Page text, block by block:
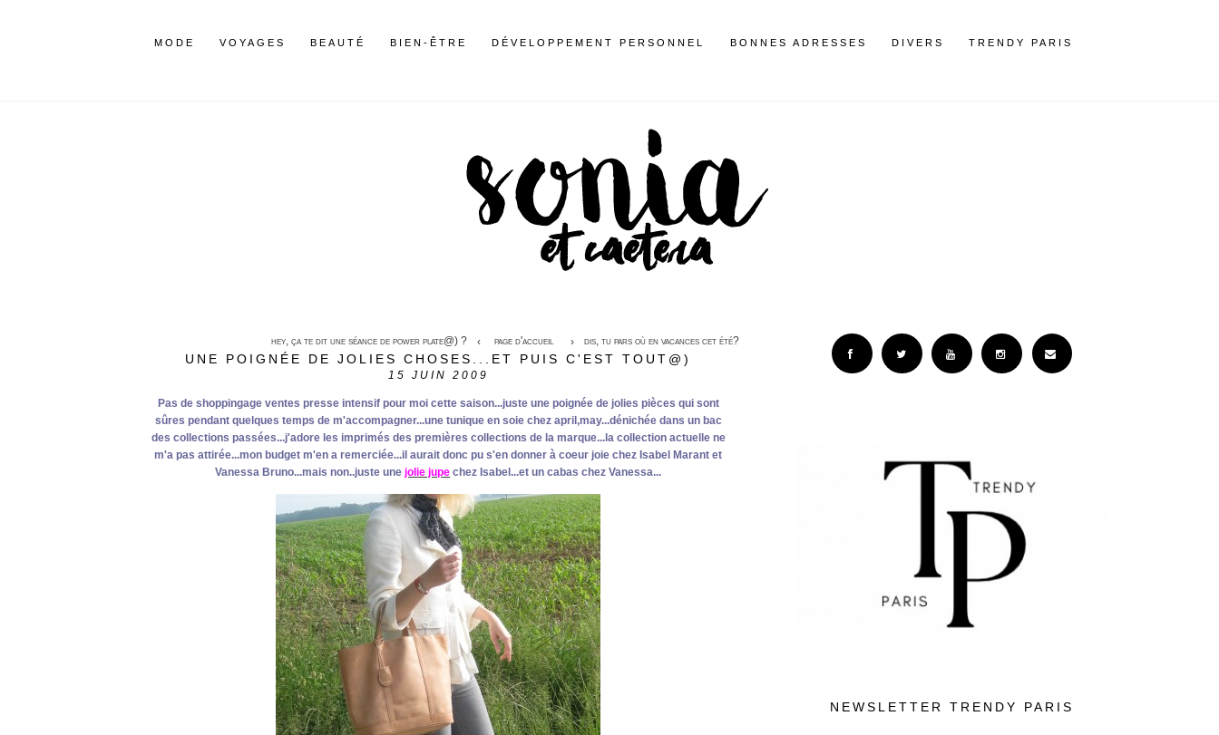
MODE VOYAGES BEAUTÉ BIEN-ÊTRE DÉVELOPPEMENT PERSONNEL BONNES ADRESSES DIVERS TRENDY PARIS
hey, ça te dit une séance de power plate@) ? page d'accueil dis, tu pars où en vacances cet été?
UNE POIGNÉE DE JOLIES CHOSES...ET PUIS C'EST TOUT@)
15 JUIN 2009
Pas de shoppingage ventes presse intensif pour moi cette saison...juste une poignée de jolies pièces qui sont
sûres pendant quelques temps de m'accompagner...une tunique en soie chez april,may...dénichée dans un bac
des collections passées...j'adore les imprimés des premières collections de la marque...la collection actuelle ne
m'a pas attirée...mon budget m'en a remerciée...il aurait donc pu s'en donner à coeur joie chez Isabel Marant et
Vanessa Bruno...mais non..juste unejolie jupe chez Isabel...et un cabas chez Vanessa...
NEWSLETTER TRENDY PARIS